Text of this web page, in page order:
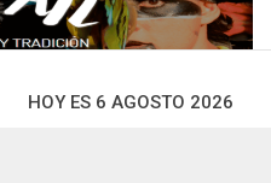
HOY ES 6 AGOSTO 2026